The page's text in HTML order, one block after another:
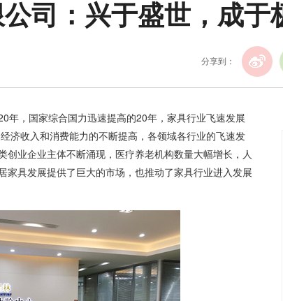
司：兴于盛世，成于
分享到：
，国家综合国力迅速提高的20年，家具行业飞速发展
济收入和消费能力的不断提高，各领域各行业的飞速发
业企业主体不断涌现，医疗养老机构数量大幅增长，人
具发展提供了巨大的市场，也推动了家具行业进入发展